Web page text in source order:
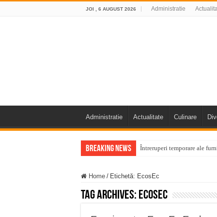
JOI , 6 AUGUST 2026 Administratie
Administratie Actualitate Culinare
Breaking News Întreruperi temporare ale
Anunț important – Închidere
Ștrandul Termal Ring din
Home / Etichetă: EcosEc
Tag Archives: EcosEc